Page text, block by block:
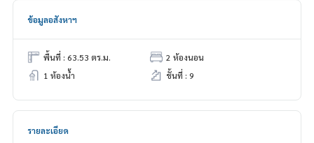
ข้อมูลอสังหาฯ
พื้นที่ : 63.53 ตร.ม.
2 ห้องนอน
1 ห้องน้ำ
ชั้นที่ : 9
รายละเอียด